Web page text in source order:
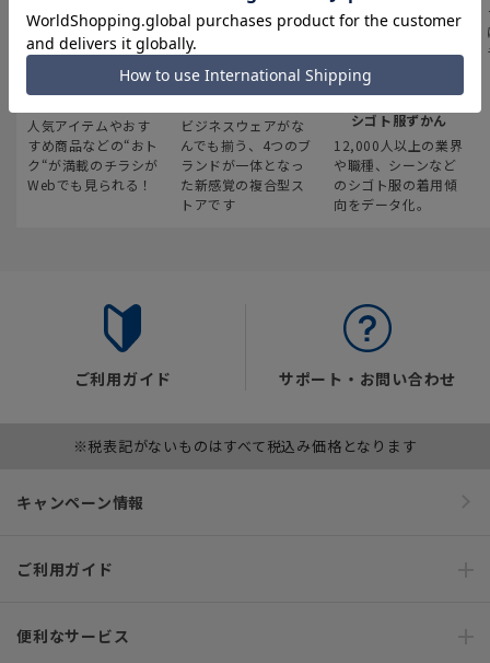
最新のお買い得情報
人気アイテムやおす
すめ商品などの“おト
ク“が満載のチラシが
Webでも見られる！
スーツスクエア
ビジネスウェアがな
んでも揃う、4つのブ
ランドが一体となっ
た新感覚の複合型ス
トアです
みんなの
シゴト服ずかん
12,000人以上の業界
や職種、シーンなど
のシゴト服の着用傾
向をデータ化。
ご利用ガイド サポート・お問い合わせ
※税表記がないものはすべて税込み価格となります
キャンペーン情報
ご利用ガイド
便利なサービス